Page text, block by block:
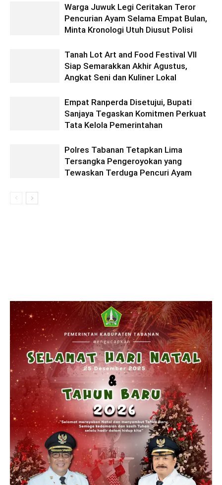
Warga Juwuk Legi Ceritakan Teror
Pencurian Ayam Selama Empat Bulan,
Minta Kronologi Utuh Diusut Polisi
Tanah Lot Art and Food Festival VII
Siap Semarakkan Akhir Agustus,
Angkat Seni dan Kuliner Lokal
Empat Ranperda Disetujui, Bupati
Sanjaya Tegaskan Komitmen Perkuat
Tata Kelola Pemerintahan
Polres Tabanan Tetapkan Lima
Tersangka Pengeroyokan yang
Tewaskan Terduga Pencuri Ayam